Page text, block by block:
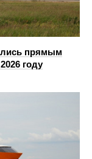
прямым
году